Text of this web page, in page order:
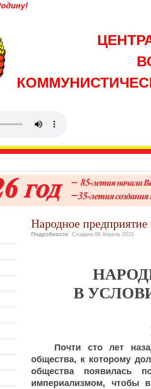
Народное предприятие
Подробности Создано 06 Апрель 2015
В
Почти сто лет
общества, к которому
общества появилась
империализмом, чтобы